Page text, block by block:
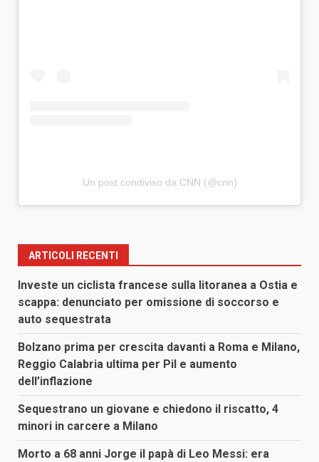
Un post condiviso da CNN (@cnn)
ARTICOLI RECENTI
Investe un ciclista francese sulla litoranea a Ostia e
scappa: denunciato per omissione di soccorso e
auto sequestrata
Bolzano prima per crescita davanti a Roma e Milano,
Reggio Calabria ultima per Pil e aumento
dell’inflazione
Sequestrano un giovane e chiedono il riscatto, 4
minori in carcere a Milano
Morto a 68 anni Jorge il papà di Leo Messi: era